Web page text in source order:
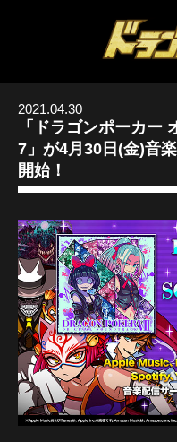
2021.04.30
「ドラゴンポーカー
7」が4月30日(金)音
開始！